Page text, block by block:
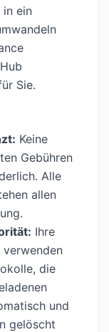
in ein
Sie.
Keine
Gebühren
Alle
allen
Ihre
die
und
gelöscht